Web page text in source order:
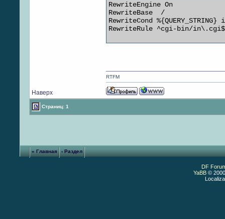
RewriteEngine On
RewriteBase  /
RewriteCond %{QUERY_STRING}
RewriteRule ^cgi-bin/
Наверх
RTFM
Страниц: 1
« Главная ‹ Раздел
DF
YaBB©